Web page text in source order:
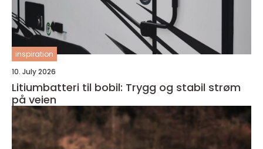
inspiration
10. July 2026
Litiumbatteri til bobil: Trygg og stabil strøm
på veien